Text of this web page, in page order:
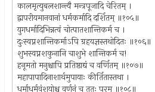
कालमृत्युबलशान्त्यै मन्त्रपूजादि चेरितम् ।
द्वापरीयमानवानां धर्मकर्मादि दर्शितम् ॥१०५॥
युगधर्मादिभिन्नत्वं चोत्पातशान्तिकर्म च ।
दुःस्वप्नशान्तिकर्माऽपि ग्रहयज्ञस्तथोदितः ॥१०६॥
शुभस्वप्नशकुनानि चाशुभे शान्तिकर्म च!
हनूमतो मनुश्चापि प्रतिष्ठाद्यं च वर्णितम् ॥१०७॥
महापापादिनाशार्थमुपायाः कीर्तितास्तथा ।
धर्माधर्मवंशयोश्च वर्णनं च ततः परम् ॥१०८॥